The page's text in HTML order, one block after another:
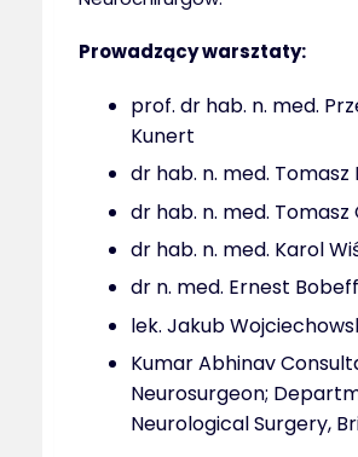
Prowadzący warsztaty:
prof. dr hab. n. med.
Kunert
dr hab. n. med. Tomasz
dr hab. n. med. Tomasz
dr hab. n. med. Karol
dr n. med. Ernest Bobeff
lek. Jakub
Kumar Abhinav
Neurosurgeon;
Neurological Surgery,